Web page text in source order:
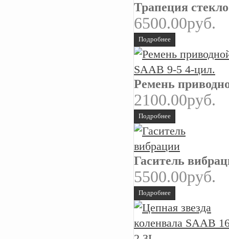
Трапеция
6500.00руб.
Подробнее
Ремень
2100.00руб.
Подробнее
Гаситель
5500.00руб.
Подробнее